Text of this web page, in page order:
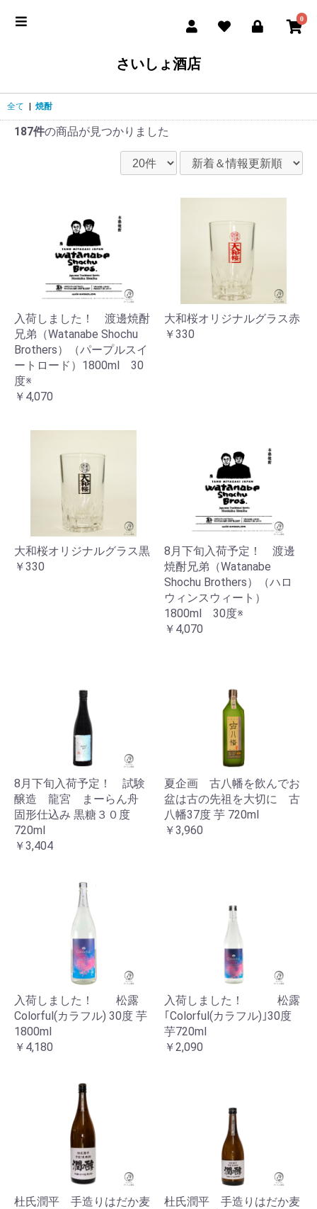
0
さいしょ酒店
全て 焼酎
187件の商品が見つかりました
入荷しました！ 渡邊焼酎
兄弟（Watanabe Shochu
Brothers）（パープルスイ
ートロード）1800ml 30
度※
￥4,070
大和桜オリジナルグラス赤
￥330
大和桜オリジナルグラス黒
￥330
8月下旬入荷予定！ 渡邊
焼酎兄弟（Watanabe
Shochu Brothers）（ハロ
ウィンスウィート）
1800ml 30度※
￥4,070
8月下旬入荷予定！ 試験
醸造 龍宮 まーらん舟
固形仕込み 黒糖３０度
720ml
￥3,404
夏企画 古八幡を飲んでお
盆は古の先祖を大切に 古
八幡37度 芋 720ml
￥3,960
入荷しました！ 松露
Colorful(カラフル) 30度 芋
1800ml
￥4,180
入荷しました！ 松露
｢Colorful(カラフル)｣30度
芋720ml
￥2,090
杜氏潤平 手造りはだか麦
杜氏潤平 手造りはだか麦